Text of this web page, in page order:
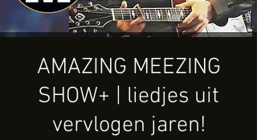
AMAZING MEEZING
SHOW+ | liedjes uit
vervlogen jaren!